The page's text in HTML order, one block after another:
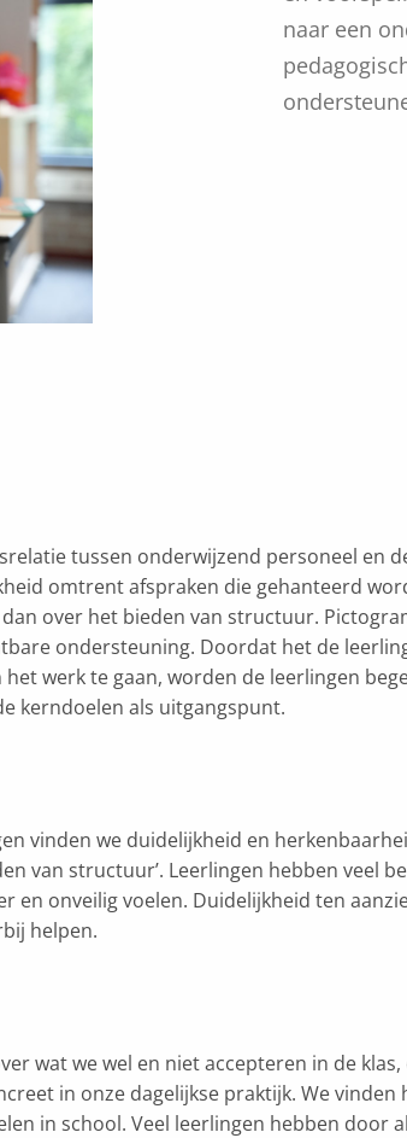
naar een
tussen onderwijzend personeel en
omtrent afspraken die gehanteerd
over het bieden van structuur.
ondersteuning. Doordat het de
werk te gaan, worden de leerlingen
kerndoelen als uitgangspunt.
vinden we duidelijkheid en
van structuur’. Leerlingen hebben veel
en onveilig voelen. Duidelijkheid ten
helpen.
wat we wel en niet accepteren in de
in onze dagelijkse praktijk. We vinden
in school. Veel leerlingen hebben door